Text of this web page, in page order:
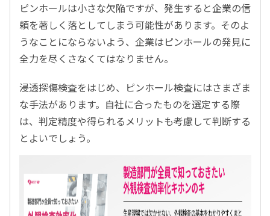
ピンホールは小さな欠陥ですが、発生すると企業の信
頼を著しく落としてしまう可能性があります。そのよ
うなことにならないよう、企業はピンホールの発見に
全力を尽くさなくてはなりません。
浸透探傷検査をはじめ、ピンホール検査にはさまざま
な手法があります。自社に合ったものを選定する際
は、判定精度や得られるメリットも考慮して判断する
とよいでしょう。